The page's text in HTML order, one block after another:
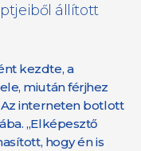
állított
kezdte, a
miután férjhez
interneten botlott
„Elképesztő
hogy én is